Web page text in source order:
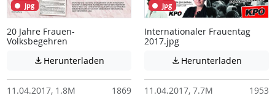
jpg
20 Jahre Frauen-
Volksbegehren
 Herunterladen Achtung: Diese Datei enthält unter
11.04.2017, 1.8M 1869
jpg
Internationaler Frauentag
2017.jpg
 Herunterladen
11.04.2017, 7.7M 1953